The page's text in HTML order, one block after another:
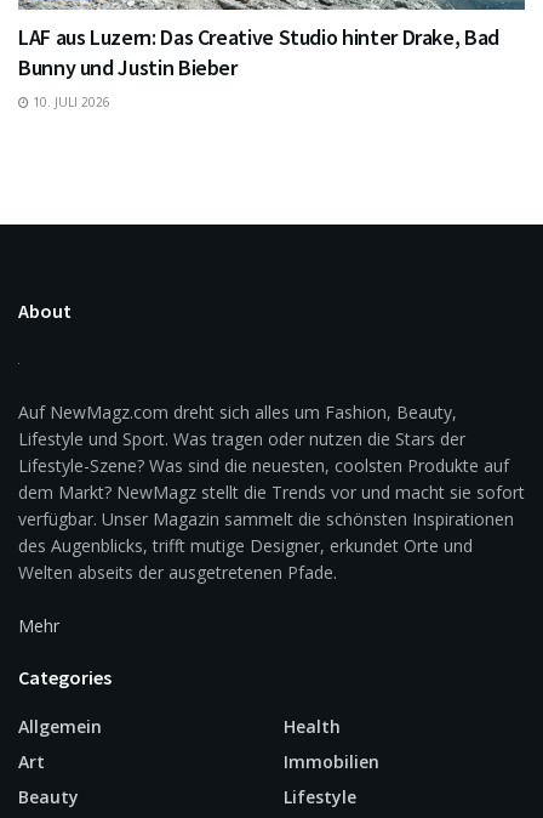
LAF aus Luzern: Das Creative Studio hinter Drake, Bad
Bunny und Justin Bieber
10. JULI 2026
About
Auf NewMagz.com dreht sich alles um Fashion, Beauty,
Lifestyle und Sport. Was tragen oder nutzen die Stars der
Lifestyle-Szene? Was sind die neuesten, coolsten Produkte auf
dem Markt? NewMagz stellt die Trends vor und macht sie sofort
verfügbar. Unser Magazin sammelt die schönsten Inspirationen
des Augenblicks, trifft mutige Designer, erkundet Orte und
Welten abseits der ausgetretenen Pfade.
Mehr
Categories
Allgemein
Art
Beauty
Health
Immobilien
Lifestyle